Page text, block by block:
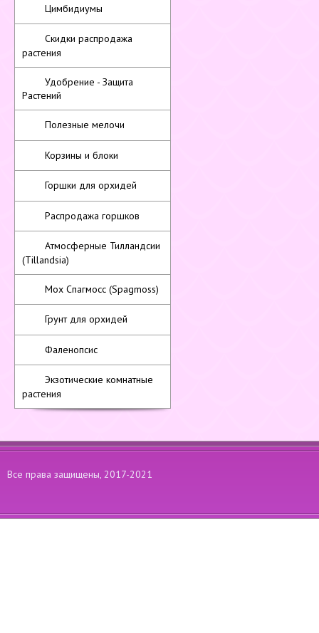
Цимбидиумы
Скидки распродажа
растения
Удобрение - Защита
Растений
Полезные мелочи
Корзины и блоки
Горшки для орхидей
Распродажа горшков
Атмосферные Тилландсии
(Tillandsia)
Мох Спагмосс (Spagmoss)
Грунт для орхидей
Фаленопсис
Экзотические комнатные
растения
Все права защищены, 2017-2021